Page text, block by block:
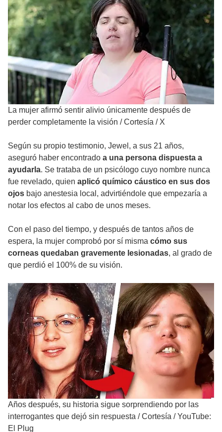
La mujer afirmó sentir alivio únicamente después de
perder completamente la visión /Cortesía / X
Según su propio testimonio, Jewel, a sus 21 años,
aseguró haber encontrado a una persona dispuesta a
ayudarla. Se trataba de un psicólogo cuyo nombre nunca
fue revelado, quien aplicó químico cáustico en sus dos
ojos bajo anestesia local, advirtiéndole que empezaría a
notar los efectos al cabo de unos meses.
Con el paso del tiempo, y después de tantos años de
espera, la mujer comprobó por sí misma cómo sus
corneas quedaban gravemente lesionadas, al grado de
que perdió el 100% de su visión.
Años después, su historia sigue sorprendiendo por las
interrogantes que dejó sin respuesta /Cortesía / YouTube:
El Plug